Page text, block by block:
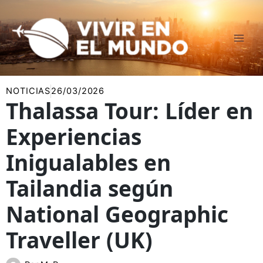
al
contenido
NOTICIAS26/03/2026
Thalassa Tour: Líder en
Experiencias
Inigualables en
Tailandia según
National Geographic
Traveller (UK)